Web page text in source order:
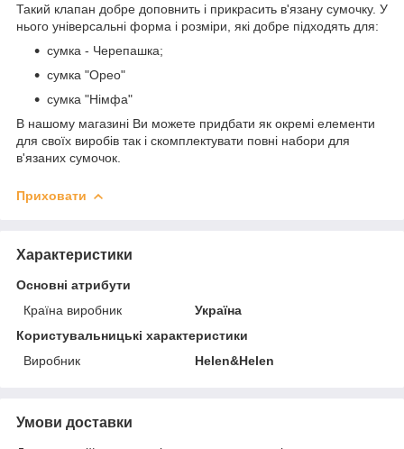
Такий клапан добре доповнить і прикрасить в'язану сумочку. У
нього універсальні форма і розміри, які добре підходять для:
сумка - Черепашка;
сумка "Орео"
сумка "Німфа"
В нашому магазині Ви можете придбати як окремі елементи
для своїх виробів так і скомплектувати повні набори для
в'язаних сумочок.
Приховати
Характеристики
Основні атрибути
Країна виробник
Україна
Користувальницькі характеристики
Виробник
Helen&Helen
Умови доставки